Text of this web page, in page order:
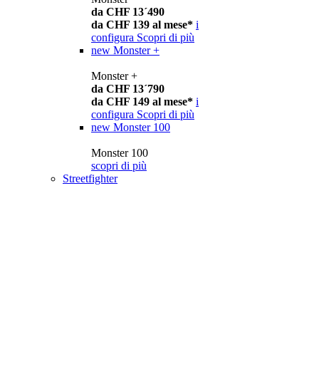
da CHF 13´490
da CHF 139 al mese* i
configura Scopri di più
new Monster +
Monster +
da CHF 13´790
da CHF 149 al mese* i
configura Scopri di più
new Monster 100
Monster 100
scopri di più
Streetfighter